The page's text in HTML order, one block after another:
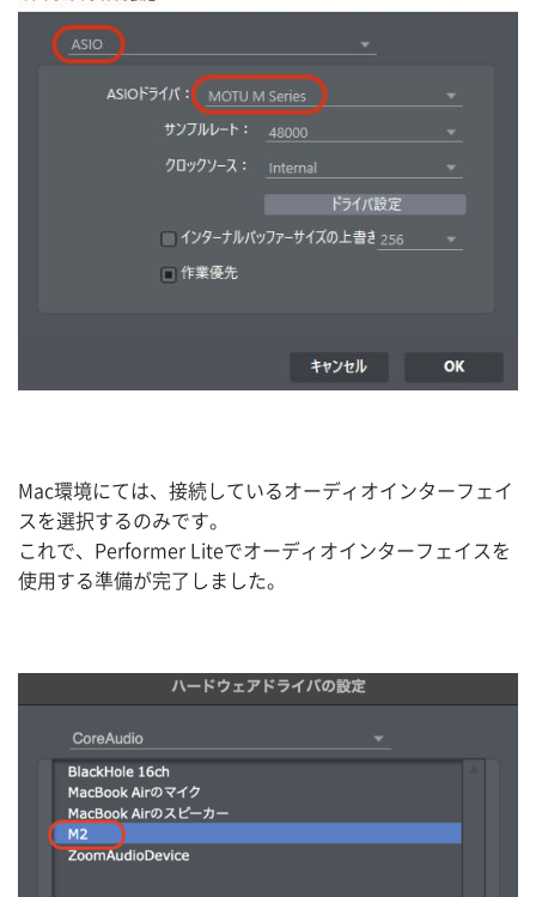
Mac環境にては、接続しているオーディオインターフェイ
スを選択するのみです。
これで、Performer Liteでオーディオインターフェイスを
使用する準備が完了しました。